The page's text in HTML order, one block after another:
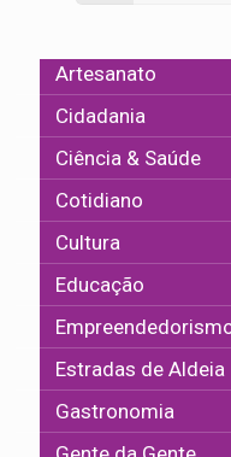
Artesanato
Cidadania
Ciência & Saúde
Cotidiano
Cultura
Educação
Estradas de Aldeia
Gastronomia